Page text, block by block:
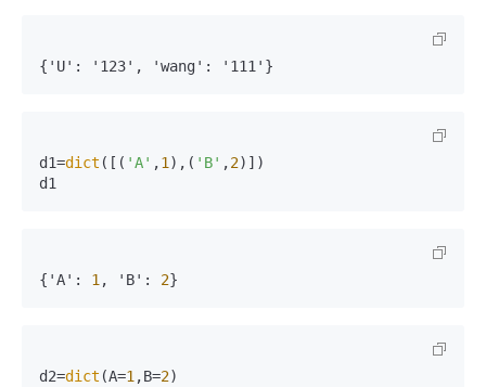
{'U' : '123' , 'wang' : '111'}
d1=dict ([( 'A' ,1 ),( 'B' ,2)])
d1
{'A' : 1 , 'B' : 2}
d2=dict (A=1 ,B=2)